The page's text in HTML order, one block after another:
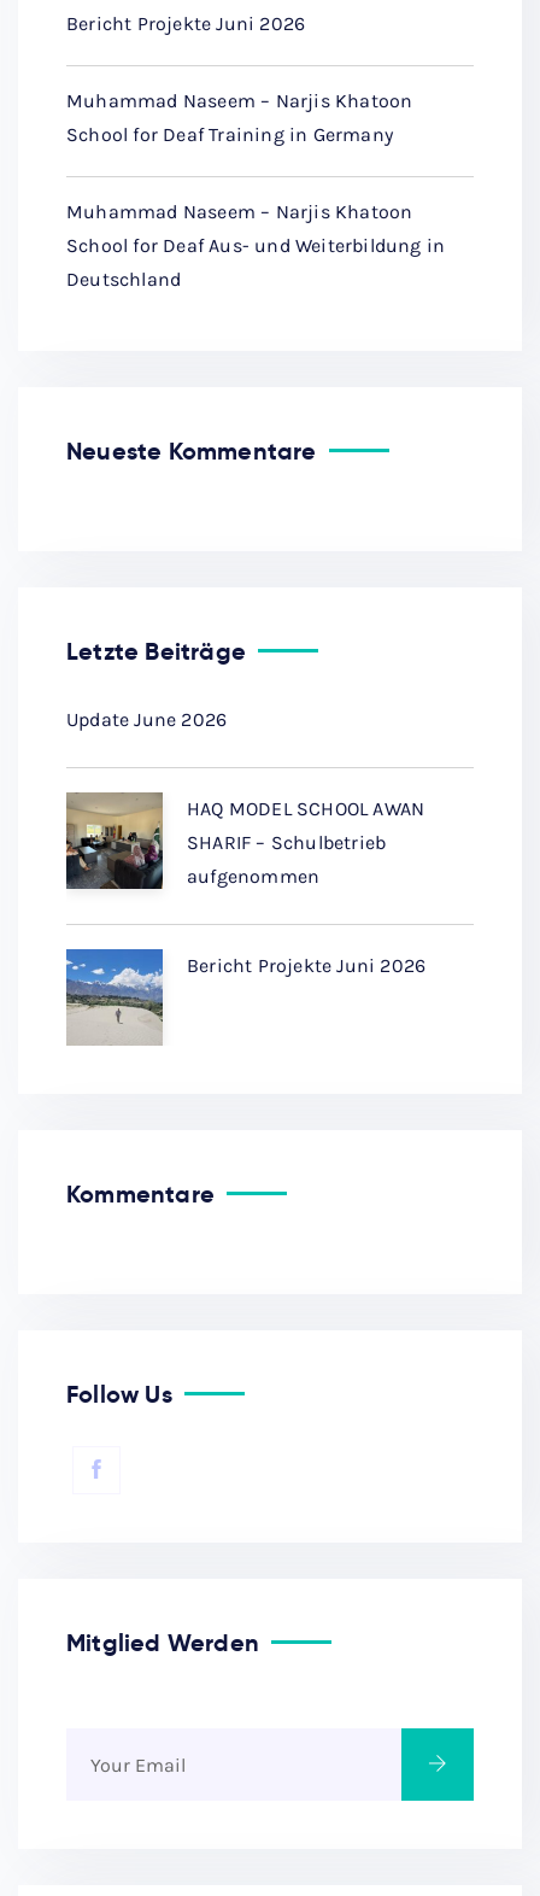
Bericht Projekte Juni 2026
Muhammad Naseem – Narjis Khatoon
School for Deaf Training in Germany
Muhammad Naseem – Narjis Khatoon
School for Deaf Aus- und Weiterbildung in
Deutschland
Neueste Kommentare
Letzte Beiträge
Update June 2026
HAQ MODEL SCHOOL AWAN
SHARIF – Schulbetrieb
aufgenommen
Bericht Projekte Juni 2026
Kommentare
Follow Us
Mitglied Werden